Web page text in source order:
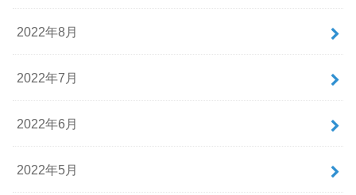
2022年8月
2022年7月
2022年6月
2022年5月